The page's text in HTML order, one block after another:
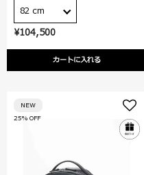
¥104,500
カートに入れる
82 cm
25% OFF
NEW